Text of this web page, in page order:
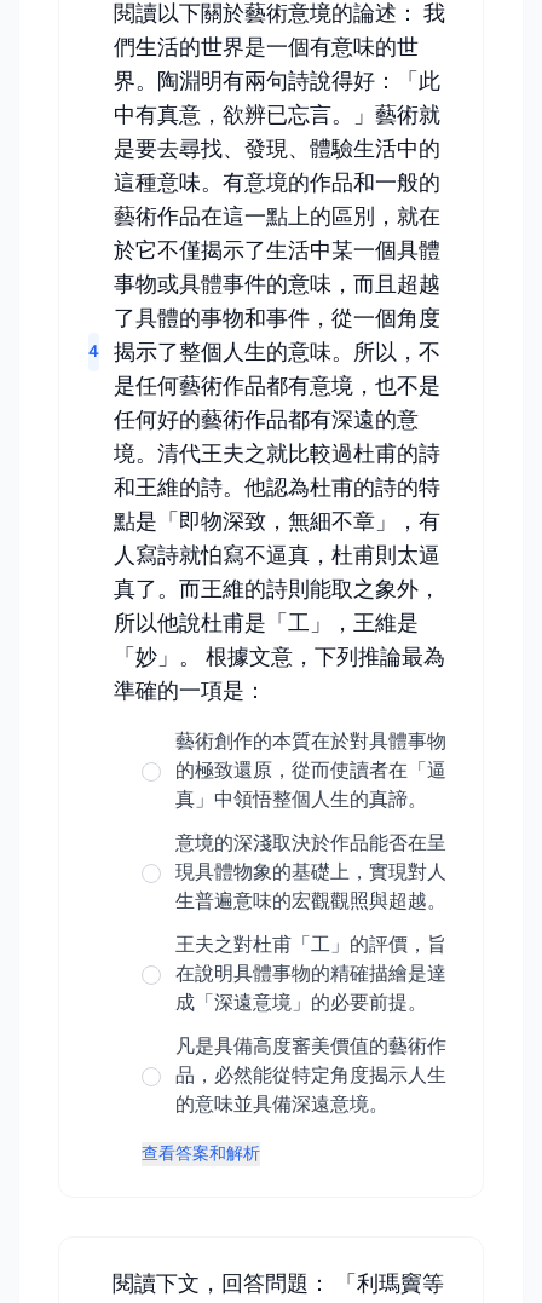
4
閱讀以下關於藝術意境的論述： 我
們生活的世界是一個有意味的世
界。陶淵明有兩句詩說得好：「此
中有真意，欲辨已忘言。」藝術就
是要去尋找、發現、體驗生活中的
這種意味。有意境的作品和一般的
藝術作品在這一點上的區別，就在
於它不僅揭示了生活中某一個具體
事物或具體事件的意味，而且超越
了具體的事物和事件，從一個角度
揭示了整個人生的意味。所以，不
是任何藝術作品都有意境，也不是
任何好的藝術作品都有深遠的意
境。清代王夫之就比較過杜甫的詩
和王維的詩。他認為杜甫的詩的特
點是「即物深致，無細不章」，有
人寫詩就怕寫不逼真，杜甫則太逼
真了。而王維的詩則能取之象外，
所以他說杜甫是「工」，王維是
「妙」。 根據文意，下列推論最為
準確的一項是：
藝術創作的本質在於對具體事物
的極致還原，從而使讀者在「逼
真」中領悟整個人生的真諦。
意境的深淺取決於作品能否在呈
現具體物象的基礎上，實現對人
生普遍意味的宏觀觀照與超越。
王夫之對杜甫「工」的評價，旨
在說明具體事物的精確描繪是達
成「深遠意境」的必要前提。
凡是具備高度審美價值的藝術作
品，必然能從特定角度揭示人生
的意味並具備深遠意境。
查看答案和解析
閱讀下文，回答問題： 「利瑪竇等